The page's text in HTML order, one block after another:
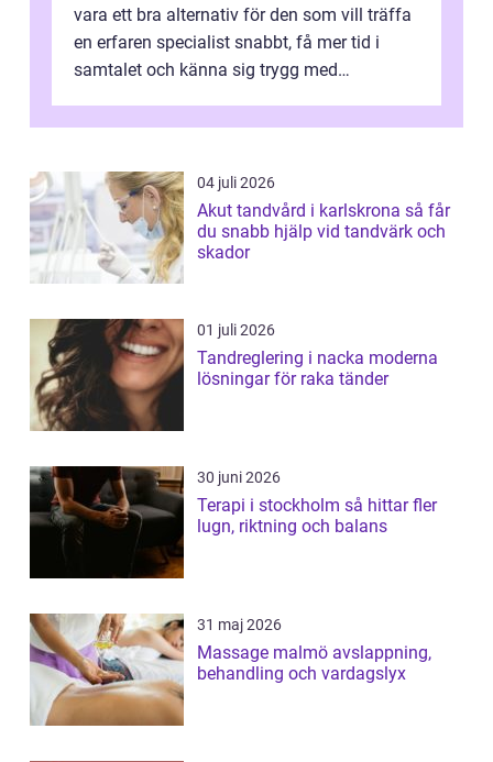
vara ett bra alternativ för den som vill träffa
en erfaren specialist snabbt, få mer tid i
samtalet och känna sig trygg med
04 juli 2026
Akut tandvård i karlskrona så får
du snabb hjälp vid tandvärk och
skador
01 juli 2026
Tandreglering i nacka moderna
lösningar för raka tänder
30 juni 2026
Terapi i stockholm så hittar fler
lugn, riktning och balans
31 maj 2026
Massage malmö avslappning,
behandling och vardagslyx